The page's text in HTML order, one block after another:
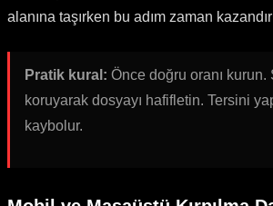
alanına taşırken bu adım zaman
Pratik kural: Önce doğru oranı
koruyarak dosyayı hafifletin. Tersini
kaybolur.